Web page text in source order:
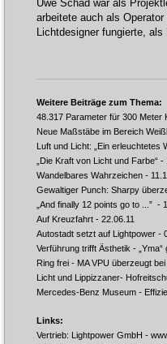
Uwe Schad war als
arbeitete auch als
Lichtdesigner fungierte,
Weitere Beiträge zum Thema:
48.317 Parameter für 300 Meter
Neue Maßstäbe im Bereich
Luft und Licht: „Ein erleuchtetes
„Die Kraft von Licht und Farbe“ -
Wandelbares Wahrzeichen -
Gewaltiger Punch: Sharpy
„And finally 12 points go to ...” -
Auf Kreuzfahrt - 22.06.11
Autostadt setzt auf Lightpower -
Verführung trifft Ästhetik - „Yma“
Ring frei - MA VPU überzeugt
Licht und Lippizzaner-
Mercedes-Benz Museum -
Links:
Vertrieb: Lightpower GmbH -